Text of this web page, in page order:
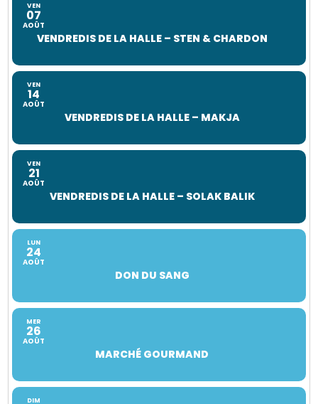
VEN
07
AOÛT
VENDREDIS DE LA HALLE – STEN & CHARDON
VEN
14
AOÛT
VENDREDIS DE LA HALLE – MAKJA
VEN
21
AOÛT
VENDREDIS DE LA HALLE – SOLAK BALIK
LUN
24
AOÛT
DON DU SANG
MER
26
AOÛT
MARCHÉ GOURMAND
DIM